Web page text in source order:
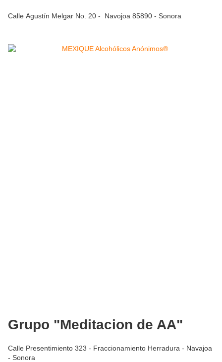
Calle Agustín Melgar No. 20 - Navojoa 85890 - Sonora
Grupo "Meditacion de AA"
Calle Presentimiento 323 - Fraccionamiento Herradura - Navajoa
- Sonora